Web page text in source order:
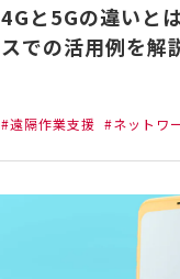
4Gと5Gの違いと
スでの活用例を解
#遠隔作業支援 #ネットワ